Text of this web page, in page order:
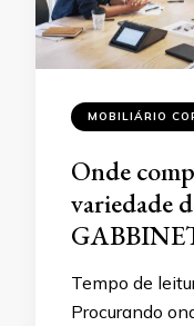
MOBILIÁRIO
Onde
variedade
Tempo de
Procurando